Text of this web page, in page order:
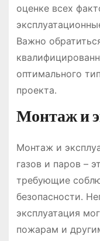
оценке всех
Важно
оптимального
проекта․
Монтаж и
Монтаж и
газов и паров –
требующие
безопасности․
эксплуатация
пожарам и